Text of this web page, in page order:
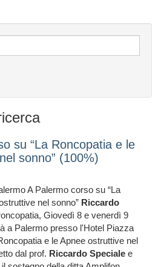
su “La Roncopatia e le
sonno” (100%)
A Palermo corso su “La
nel sonno” Riccardo
Giovedì 8 e venerdì 9
a Palermo presso l'Hotel Piazza
e le Apnee ostruttive nel
dal prof. Riccardo Speciale e